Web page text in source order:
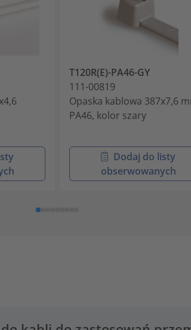
T120R(E)-PA46-GY
111-00819
Opaska kablowa 387x7,6
PA46, kolor szary
Dodaj do listy
obserwowanych